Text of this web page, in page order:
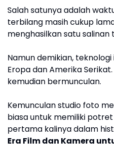
Salah satunya adalah
terbilang masih cukup
menghasilkan satu salinan
Namun demikian,
Eropa dan Amerika
kemudian bermunculan.
Kemunculan studio foto
biasa untuk memiliki
pertama kalinya dalam
Era Film dan Kamera